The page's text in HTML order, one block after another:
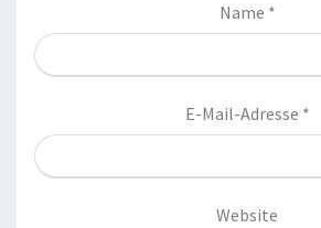
Name *
E-Mail-Adresse *
Website